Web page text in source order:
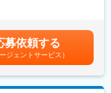
テム開発、自動車関連
キル・前職の給与など
■評価実施：年1回（自
：年1回（会社業績に
あくまでも目安の金
あります。月給(月額)は
募依頼する
ージェントサービス）